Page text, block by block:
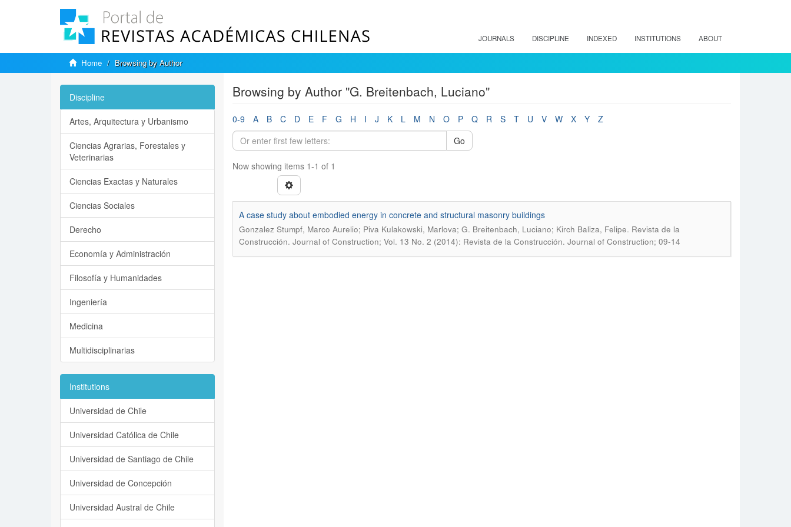
JOURNALS DISCIPLINE INDEXED INSTITUTIONS ABOUT
Home Browsing by Author
Browsing by Author "G. Breitenbach, Luciano"
0-9 A B C D E F G H I J K L M N O P Q R S T U V W X Y
Z
Go
Now showing items 1-1 of 1
A case study about embodied energy in concrete and structural masonry buildings
Gonzalez Stumpf, Marco Aurelio; Piva Kulakowski, Marlova; G. Breitenbach, Luciano; Kirch Baliza, Felipe. Revista de la
Construcción. Journal of Construction; Vol. 13 No. 2 (2014): Revista de la Construcción. Journal of Construction; 09-14
Discipline
Artes, Arquitectura y Urbanismo
Ciencias Agrarias, Forestales y
Veterinarias
Ciencias Exactas y Naturales
Ciencias Sociales
Derecho
Economía y Administración
Filosofía y Humanidades
Ingeniería
Medicina
Multidisciplinarias
Institutions
Universidad de Chile
Universidad Católica de Chile
Universidad de Santiago de Chile
Universidad de Concepción
Universidad Austral de Chile